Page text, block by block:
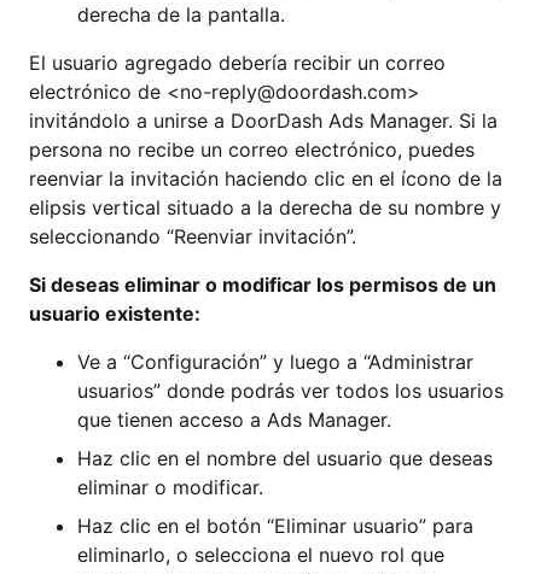
derecha de la pantalla.
El usuario agregado debería recibir un correo
electrónico de <no-reply@doordash.com>
invitándolo a unirse a DoorDash Ads Manager. Si la
persona no recibe un correo electrónico, puedes
reenviar la invitación haciendo clic en el ícono de la
elipsis vertical situado a la derecha de su nombre y
seleccionando “Reenviar invitación”.
Si deseas eliminar o modificar los permisos de un
usuario existente:
Ve a “Configuración” y luego a “Administrar
usuarios” donde podrás ver todos los usuarios
que tienen acceso a Ads Manager.
Haz clic en el nombre del usuario que deseas
eliminar o modificar.
Haz clic en el botón “Eliminar usuario” para
eliminarlo, o selecciona el nuevo rol que